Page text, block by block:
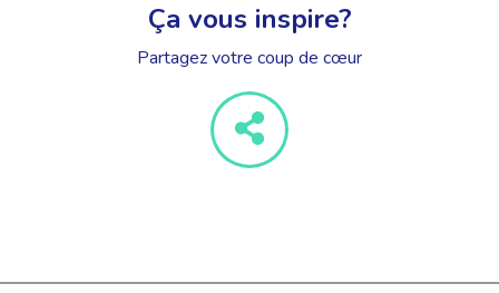
Ça vous inspire?
Partagez votre coup de cœur